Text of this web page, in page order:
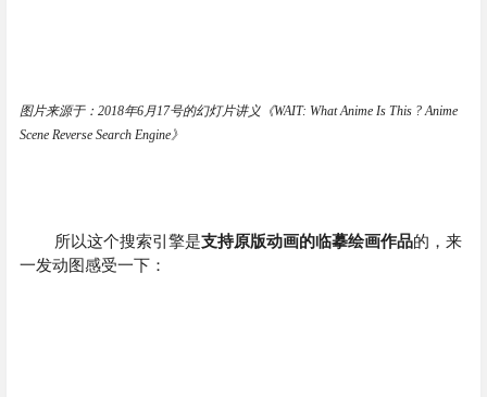
图片来源于：2018年6月17号的幻灯片讲义《WAIT: What Anime Is This ? Anime
Scene Reverse Search Engine》
所以这个搜索引擎是支持原版动画的临摹绘画作品的，来
一发动图感受一下：